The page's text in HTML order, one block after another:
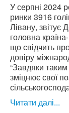
У серпні 2024
ринки 3916
Лівану,
головна
що свідчить
довіру
“Завдяки
зміцнює свої
Читати далі...